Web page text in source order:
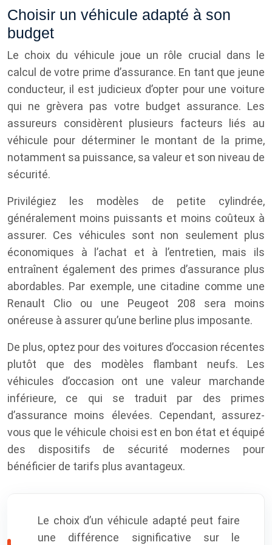
Choisir un véhicule adapté à son
budget
Le choix du véhicule joue un rôle crucial dans le
calcul de votre prime d’assurance. En tant que jeune
conducteur, il est judicieux d’opter pour une voiture
qui ne grèvera pas votre budget assurance. Les
assureurs considèrent plusieurs facteurs liés au
véhicule pour déterminer le montant de la prime,
notamment sa puissance, sa valeur et son niveau de
sécurité.
Privilégiez les modèles de petite cylindrée,
généralement moins puissants et moins coûteux à
assurer. Ces véhicules sont non seulement plus
économiques à l’achat et à l’entretien, mais ils
entraînent également des primes d’assurance plus
abordables. Par exemple, une citadine comme une
Renault Clio ou une Peugeot 208 sera moins
onéreuse à assurer qu’une berline plus imposante.
De plus, optez pour des voitures d’occasion récentes
plutôt que des modèles flambant neufs. Les
véhicules d’occasion ont une valeur marchande
inférieure, ce qui se traduit par des primes
d’assurance moins élevées. Cependant, assurez-
vous que le véhicule choisi est en bon état et équipé
des dispositifs de sécurité modernes pour
bénéficier de tarifs plus avantageux.
Le choix d’un véhicule adapté peut faire
une différence significative sur le